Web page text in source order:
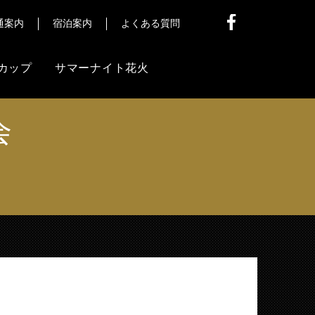
案内 宿泊案内 よくある質問
ップ サマーナイト花火